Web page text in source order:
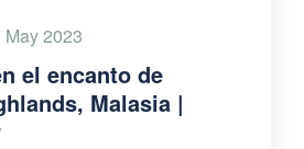
May 2023
el encanto de
Malasia |